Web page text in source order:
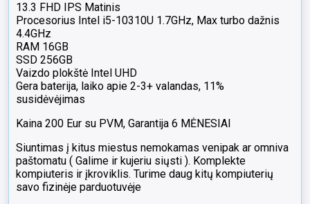
13.3 FHD IPS Matinis
Procesorius Intel i5-10310U 1.7GHz, Max turbo dažnis
4.4GHz
RAM 16GB
SSD 256GB
Vaizdo plokštė Intel UHD
Gera baterija, laiko apie 2-3+ valandas, 11%
susidėvėjimas
Kaina 200 Eur su PVM, Garantija 6 MĖNESIAI
Siuntimas į kitus miestus nemokamas venipak ar omniva
paštomatu ( Galime ir kujeriu siųsti ). Komplekte
kompiuteris ir įkroviklis. Turime daug kitų kompiuterių
savo fizinėje parduotuvėje